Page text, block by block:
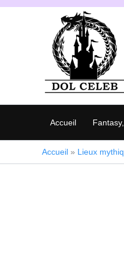
Aller
Accueil
Accueil » Lieux